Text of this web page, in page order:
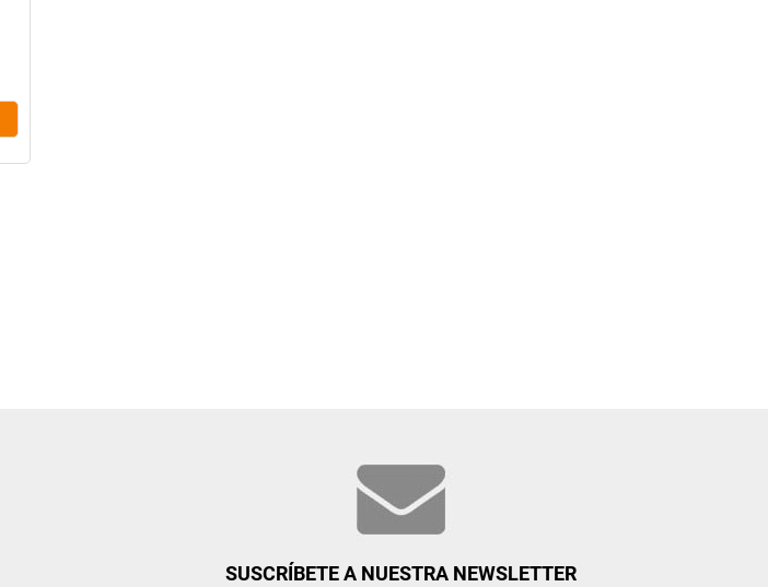
SUSCRÍBETE A NUESTRA NEWSLETTER